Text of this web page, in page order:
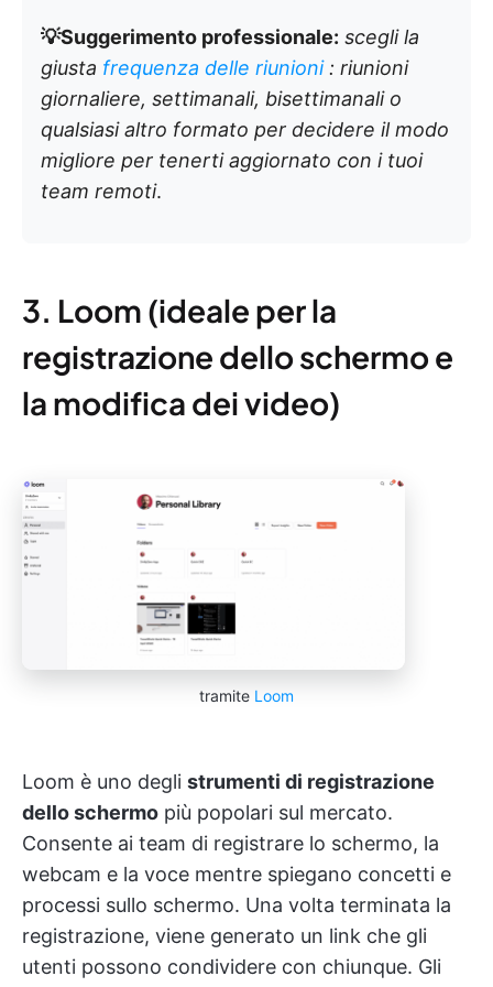
💡Suggerimento professionale: scegli la
giusta frequenza delle riunioni : riunioni
giornaliere, settimanali, bisettimanali o
qualsiasi altro formato per decidere il modo
migliore per tenerti aggiornato con i tuoi
team remoti.
3. Loom (ideale per la
registrazione dello schermo e
la modifica dei video)
tramite Loom
Loom è uno degli strumenti di registrazione
dello schermo più popolari sul mercato.
Consente ai team di registrare lo schermo, la
webcam e la voce mentre spiegano concetti e
processi sullo schermo. Una volta terminata la
registrazione, viene generato un link che gli
utenti possono condividere con chiunque. Gli